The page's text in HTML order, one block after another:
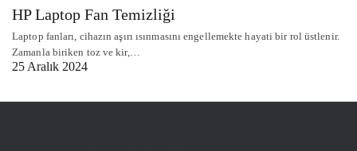
HP Laptop Fan Temizliği
Laptop fanları, cihazın aşırı ısınmasını engellemekte hayati bir rol üstlenir.
Zamanla biriken toz ve kir,…
25 Aralık 2024